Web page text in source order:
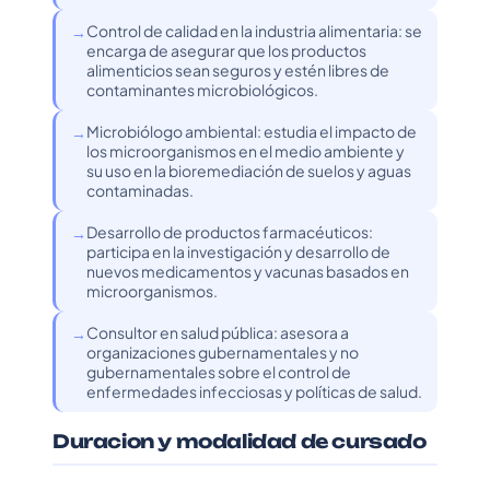
Control de calidad en la industria alimentaria: se
encarga de asegurar que los productos
alimenticios sean seguros y estén libres de
contaminantes microbiológicos.
Microbiólogo ambiental: estudia el impacto de
los microorganismos en el medio ambiente y
su uso en la bioremediación de suelos y aguas
contaminadas.
Desarrollo de productos farmacéuticos:
participa en la investigación y desarrollo de
nuevos medicamentos y vacunas basados en
microorganismos.
Consultor en salud pública: asesora a
organizaciones gubernamentales y no
gubernamentales sobre el control de
enfermedades infecciosas y políticas de salud.
Duracion y modalidad de cursado